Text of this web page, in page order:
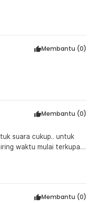
Membantu (0)
Membantu (0)
suara cukup.. untuk
waktu mulai terkupas
Membantu (0)